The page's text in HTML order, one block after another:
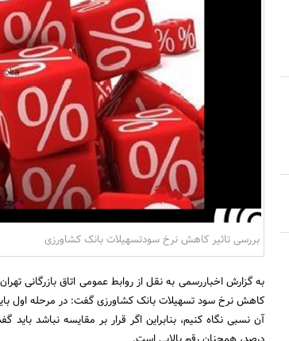
بررسی تاثیر کاهش نرخ سودتسهیلات بانک کشاورزی
به گزارش اخباررسمی به نقل از روابط عمومی اتاق بازرگانی
کاهش نرخ سود تسهیلات بانک کشاورزی گفت: در مرحله اول